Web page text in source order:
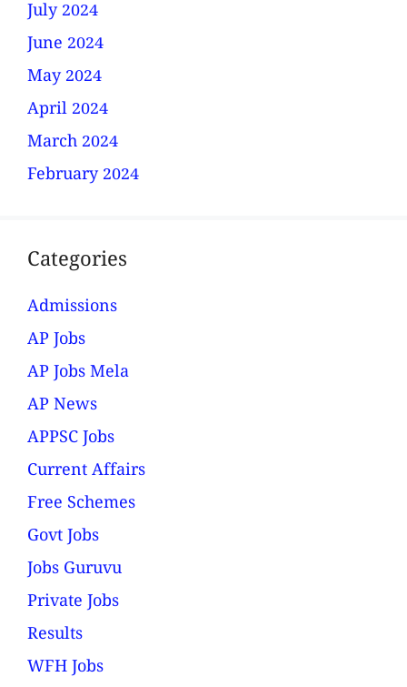
July 2024
June 2024
May 2024
April 2024
March 2024
February 2024
Categories
Admissions
AP Jobs
AP Jobs Mela
AP News
APPSC Jobs
Current Affairs
Free Schemes
Govt Jobs
Jobs Guruvu
Private Jobs
Results
WFH Jobs